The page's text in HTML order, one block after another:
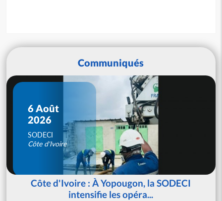
Communiqués
6 Août
2026
SODECI
Côte d'Ivoire
Côte d'Ivoire : À Yopougon, la SODECI
intensifie les opéra...